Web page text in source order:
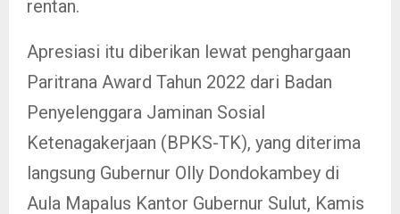
rentan.
Apresiasi itu diberikan lewat penghargaan
Paritrana Award Tahun 2022 dari Badan
Penyelenggara Jaminan Sosial
Ketenagakerjaan (BPKS-TK), yang diterima
langsung Gubernur Olly Dondokambey di
Aula Mapalus Kantor Gubernur Sulut, Kamis